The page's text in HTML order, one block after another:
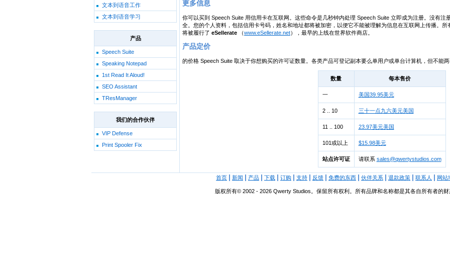
文本到语音工作
文本到语音学习
产品
Speech Suite
Speaking Notepad
1st Read It Aloud!
SEO Assistant
TResManager
我们的合作伙伴
VIP Defense
Print Spooler Fix
更多信息
你可以买到 Speech Suite 用信用卡在互联网。这些命令是几秒钟内处理 Speech Suite 立即成为注册。没有
全。您的个人资料，包括信用卡号码，姓名和地址都将被加密，以便它不能被理解为信息在互联网上传播。所
将被履行了 eSellerate （www.eSellerate.net），最早的上线在世界软件商店。
产品定价
的价格 Speech Suite 取决于你想购买的许可证数量。各类产品可登记副本要么单用户或单台计算机，但不能两
数量 每本售价
一 美国39.95美元
2 .. 10 三十一点九六美元美国
11 .. 100 23.97美元美国
101或以上 $15.98美元
站点许可证 请联系 sales@qwertystudios.com
首页 | 新闻 | 产品 | 下载 | 订购 | 支持 | 反馈 | 免费的东西 | 伙伴关系 | 退款政策 | 联系人 | 网站
版权所有© 2002 - 2026 Qwerty Studios。保留所有权利。所有品牌和名称都是其各自所有者的财